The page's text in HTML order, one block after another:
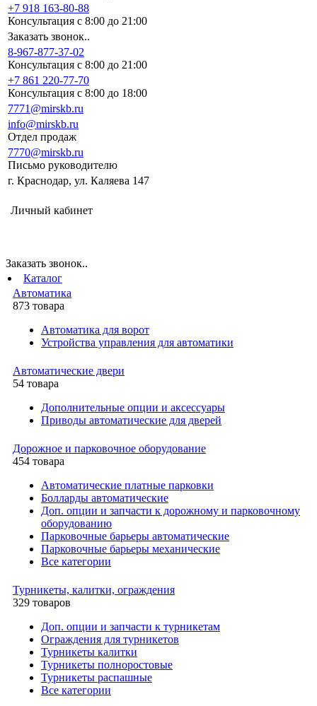
+7 918 163-80-88
Консультация с 8:00 до 21:00
Заказать звонок..
8-967-877-37-02
Консультация с 8:00 до 21:00
+7 861 220-77-70
Консультация с 8:00 до 18:00
7771@mirskb.ru
info@mirskb.ru
Отдел продаж
7770@mirskb.ru
Письмо руководителю
г. Краснодар, ул. Каляева 147
Личный кабинет
Заказать звонок..
Каталог
Автоматика
873 товара
Автоматика для ворот
Устройства управления для автоматики
Автоматические двери
54 товара
Дополнительные опции и аксессуары
Приводы автоматические для дверей
Дорожное и парковочное оборудование
454 товара
Автоматические платные парковки
Болларды автоматические
Доп. опции и запчасти к дорожному и парковочному
оборудованию
Парковочные барьеры автоматические
Парковочные барьеры механические
Все категории
Турникеты, калитки, ограждения
329 товаров
Доп. опции и запчасти к турникетам
Ограждения для турникетов
Турникеты калитки
Турникеты полноростовые
Турникеты распашные
Все категории